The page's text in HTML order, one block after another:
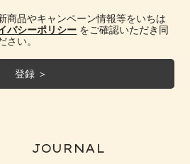
商品やキャンペーン情報等をいちは
バシーポリシー をご確認いただき同
さい。
JOURNAL